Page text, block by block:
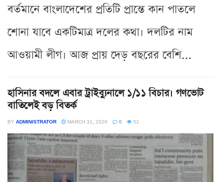
বর্তমানে বাংলাদেশের প্রতিটি প্রান্তে কান পাতলে
শোনা যাবে একটিমাত্র দলের কথা। দলটির নাম
আওয়ামী লীগ। আজ প্রায় দেড় বছরের বেশি...
হাসিনার বদলে এবার ট্রাইব্যুনালে ১/১১ বিচার। গণভোট
বাতিলেই বড় বিতর্ক
BY ADMINISTRATOR MARCH 31, 2026 0 52